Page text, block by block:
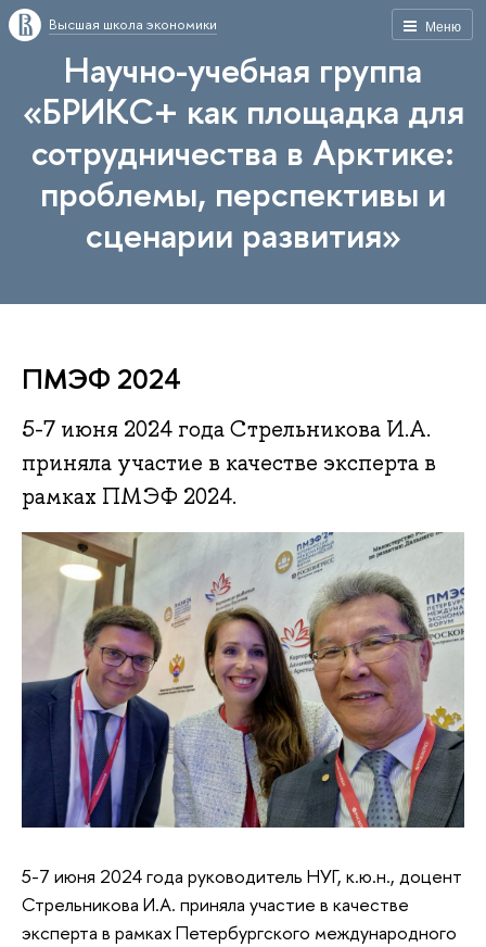
Меню
Высшая школа экономики
Научно-учебная группа
«БРИКС+ как площадка для
сотрудничества в Арктике:
проблемы, перспективы и
сценарии развития»
ПМЭФ 2024
5-7 июня 2024 года Стрельникова И.А.
приняла участие в качестве эксперта в
рамках ПМЭФ 2024.
5-7 июня 2024 года руководитель НУГ, к.ю.н., доцент
Стрельникова И.А. приняла участие в качестве
эксперта в рамках Петербургского международного